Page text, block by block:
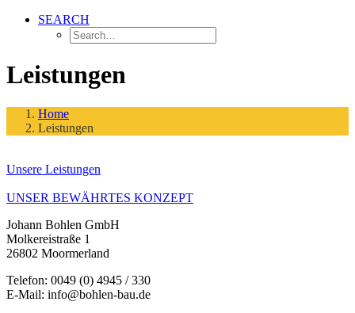
SEARCH
Leistungen
Home
Leistungen
Unsere Leistungen
UNSER BEWÄHRTES KONZEPT
Johann Bohlen GmbH
Molkereistraße 1
26802 Moormerland
Telefon: 0049 (0) 4945 / 330
E-Mail: info@bohlen-bau.de